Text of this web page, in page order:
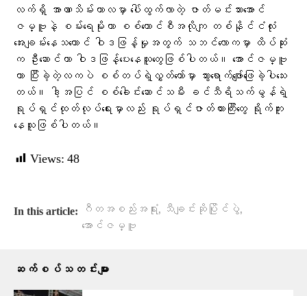
လက်ရှိ အာဏာသိမ်းကာလမှာ ပေါ်ထွက်လာတဲ့ ဇာတ်မင်းသားအောင်
ဇမ္ဗူနဲ့ စမ်းရေမိုးဟာ စစ်ကောင်စီအလိုကျ တစ်နိုင်ငံလုံး
အေးချမ်းနေသယောင် ဝါဒဖြန့်မှုအတွက် သဘင်လောကမှာ ထိပ်ဆုံး
က ဦးဆောင်ကာ ဝါဒဖြန့်ပေးနေသူတွေဖြစ်ပါတယ်။ အောင်ဇမ္ဗူ
ဟာ ပြီးခဲ့တဲ့လကပဲ စစ်တပ်ရဲ့လွှတ်တော်မှာ သွားရောက်ဖျော်ဖြေခဲ့ပါသေး
တယ်။ ဒါ့အပြင် စစ်ခေါင်းဆောင်သမီး ခင်သီရိသက်မွန်ရဲ့
ရုပ်ရှင်ထုတ်လုပ်ရေးမှာလည်း ရုပ်ရှင်ဇာတ်ကားကြီးတွေ ရိုက်ကူး
နေသူဖြစ်ပါတယ်။
Views: 48
In this article: ဂီတအစည်းအရုံး, သီချင်းဆိုပြိုင်ပွဲ,
အောင်ဇမ္ဗူ
ဆက်စပ်သတင်းများ